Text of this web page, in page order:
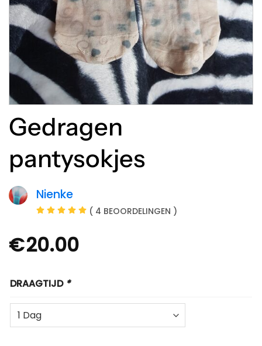
Gedragen
pantysokjes
Nienke
( 4 BEOORDELINGEN )
€20.00
DRAAGTIJD *